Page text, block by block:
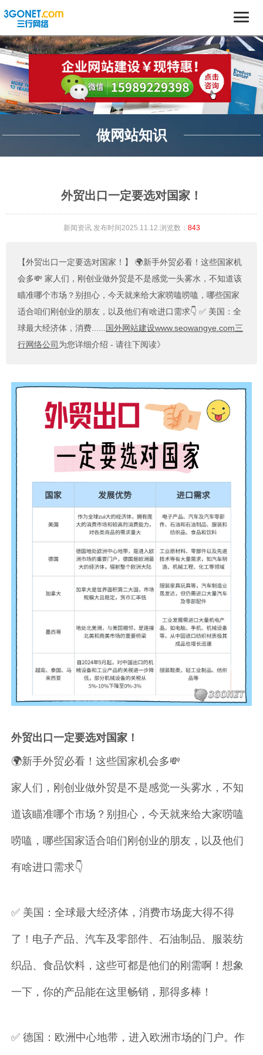
做网站知识
外贸出口一定要选对国家！
新闻资讯发布时间2025.11.12.浏览数： 843
【外贸出口一定要选对国家！】
🌍新手外贸必看！这些国家机
会多💸 家人们，刚创业做外贸是不是感觉一头雾水，不知道该
瞄准哪个市场？别担心，今天就来给大家唠嗑唠嗑，哪些国家
适合咱们刚创业的朋友，以及他们有啥进口需求👇 ✅ 美国：全
球最大经济体，消费......国外网站建设www.seowangye.com三
行网络公司 为您详细介绍 - 请往下阅读》
外贸出口一定要选对国家！
🌍新手外贸必看！这些国家机会多💸
家人们，刚创业做外贸是不是感觉一头雾水，不知
道该瞄准哪个市场？别担心，今天就来给大家唠嗑
唠嗑，哪些国家适合咱们刚创业的朋友，以及他们
有啥进口需求👇
✅ 美国：全球最大经济体，消费市场庞大得不得
了！电子产品、汽车及零部件、石油制品、服装纺
织品、食品饮料，这些可都是他们的刚需啊！想象
一下，你的产品能在这里畅销，那得多棒！
✅ 德国：欧洲中心地带，进入欧洲市场的门户。作